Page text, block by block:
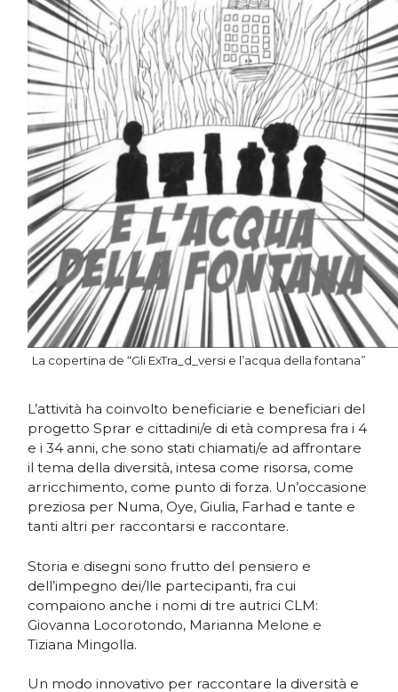
La copertina de “Gli ExTra_d_versi e l’acqua della fontana”
L’attività ha coinvolto beneficiarie e beneficiari del
progetto Sprar e cittadini/e di età compresa fra i 4
e i 34 anni, che sono stati chiamati/e ad affrontare
il tema della diversità, intesa come risorsa, come
arricchimento, come punto di forza. Un’occasione
preziosa per Numa, Oye, Giulia, Farhad e tante e
tanti altri per raccontarsi e raccontare.
Storia e disegni sono frutto del pensiero e
dell’impegno dei/lle partecipanti, fra cui
compaiono anche i nomi di tre autrici CLM:
Giovanna Locorotondo, Marianna Melone e
Tiziana Mingolla.
Un modo innovativo per raccontare la diversità e